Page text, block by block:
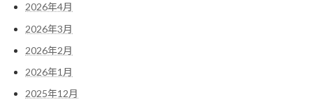
2026年4月
2026年3月
2026年2月
2026年1月
2025年12月